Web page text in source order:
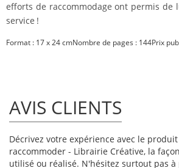
efforts de raccommodage ont permis
service !
Format : 17 x 24 cmNombre de pages : 144Prix
AVIS CLIENTS
Décrivez votre expérience avec le
raccommoder - Librairie Créative, la
utilisé ou réalisé. N'hésitez surtout pas à